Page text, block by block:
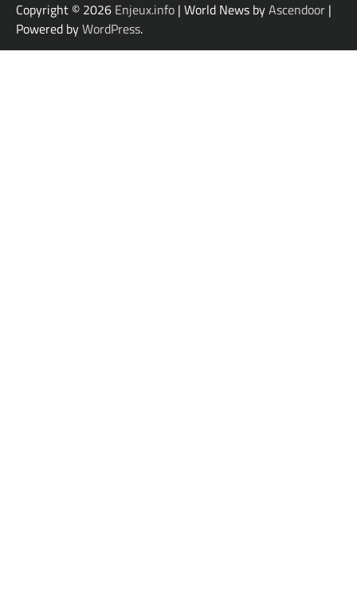
Copyright © 2026 Enjeux.info | World News byAscendoor |
Powered byWordPress.